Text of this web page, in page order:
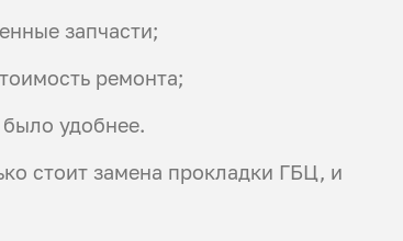
запчасти;
ремонта;
удобнее.
стоит замена прокладки ГБЦ, и